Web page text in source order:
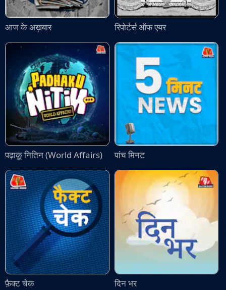
आज के अख़बार रिपोर्टर्स ऑफ एयर
पढ़ाकू नितिन (World Affairs) पांच मिनट
फ़ैक्ट चेक दिन भर